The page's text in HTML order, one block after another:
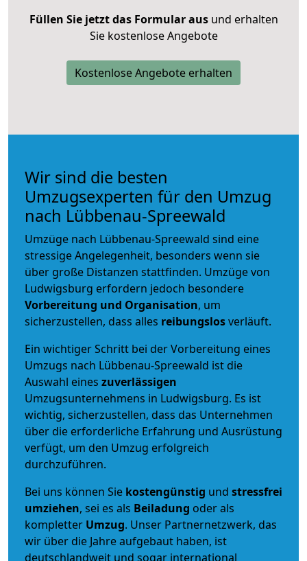
Füllen Sie jetzt das Formular ausund erhalten
Sie kostenlose Angebote
Kostenlose Angebote erhalten
Wir sind die besten
Umzugsexperten für den Umzug
nach Lübbenau-Spreewald
Umzüge nach Lübbenau-Spreewald sind eine
stressige Angelegenheit, besonders wenn sie
über große Distanzen stattfinden. Umzüge von
Ludwigsburg erfordern jedoch besondere
Vorbereitung und Organisation, um
sicherzustellen, dass alles reibungslosverläuft.
Ein wichtiger Schritt bei der Vorbereitung eines
Umzugs nach Lübbenau-Spreewald ist die
Auswahl eines zuverlässigen
Umzugsunternehmens in Ludwigsburg. Es ist
wichtig, sicherzustellen, dass das Unternehmen
über die erforderliche Erfahrung und Ausrüstung
verfügt, um den Umzug erfolgreich
durchzuführen.
Bei uns können Sie kostengünstig und stressfrei
umziehen, sei es als Beiladung oder als
kompletter Umzug. Unser Partnernetzwerk, das
wir über die Jahre aufgebaut haben, ist
deutschlandweit und sogar international